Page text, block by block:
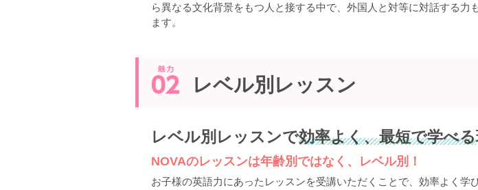
ら異なる文化背景をもつ人と接する中で、外国人と対等に対話する力
ます。
レベル別レッスン
レベル別レッスンで効率よく、最短で学べる
NOVAのレッスンは年齢別ではなく、レベル別！
お子様の英語力にあったレッスンを受講いただくことで、効率よく学